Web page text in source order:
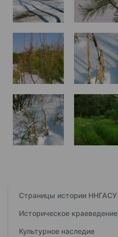
Страницы истории ННГАСУ
Историческое краеведение
Культурное наследие